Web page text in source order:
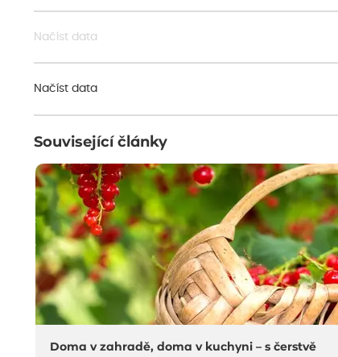
Načíst data
Načíst data
Související články
Doma v zahradě, doma v kuchyni – s čerstvě